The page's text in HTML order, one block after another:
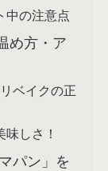
中の注意点
め方・ア
ベイクの正
味しさ！
パン」を